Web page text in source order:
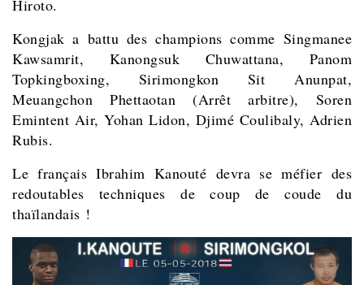
Hiroto.
Kongjak a battu des champions comme Singmanee
Kawsamrit, Kanongsuk Chuwattana, Panom
Topkingboxing, Sirimongkon Sit Anunpat,
Meuangchon Phettaotan (Arrêt arbitre), Soren
Emintent Air, Yohan Lidon, Djimé Coulibaly, Adrien
Rubis.
Le françaisIbrahim Kanouté devra se méfier des
redoutables techniques de coup de coude du
thaïlandais !